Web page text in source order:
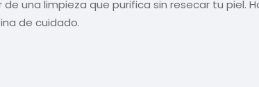
una limpieza que purifica sin resecar tu piel.
de cuidado.